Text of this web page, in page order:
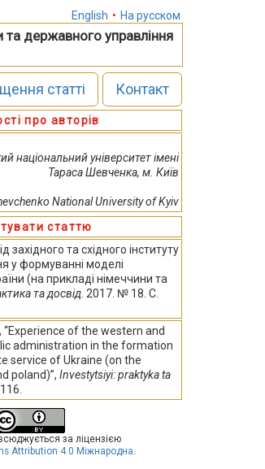
English • На русском
та державного управління
статті Контакт
про авторів
національний університет імені
Тараса Шевченка, м. Київ
National University of Kyiv
статтю
західного та східного інституту
у формуванні моделі
(на прикладі німеччини та
та досвід. 2017. № 18. С.
“Experience of the western and
administration in the formation
service of Ukraine (on the
poland)”, Investytsiyi: praktyka ta
за ліцензією
Attribution 4.0 Міжнародна.